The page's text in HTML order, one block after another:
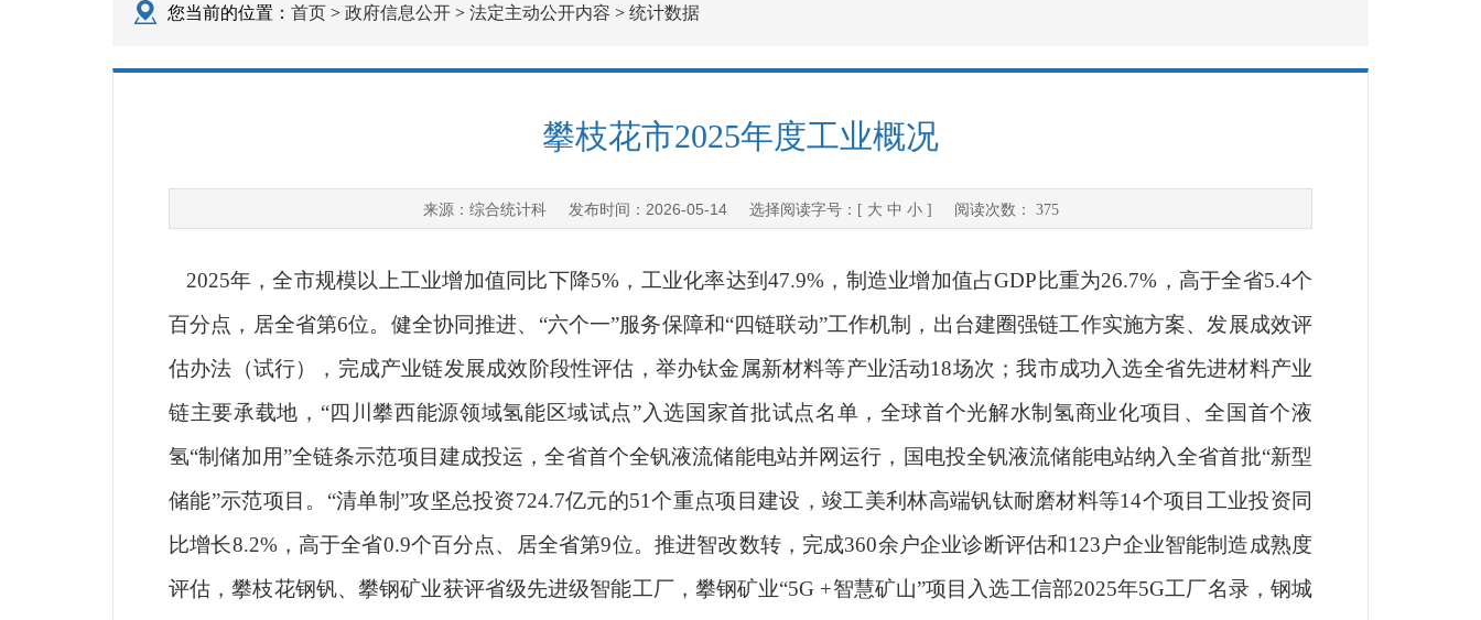
您当前的位置： 首页 > 政府信息公开 > 法定主动公开内容 > 统计数据
攀枝花市2025年度工业概况
来源： 综合统计科发布时间： 2026-05-14选择阅读字号：[ 大 中 小] 阅读次数： 375
2025年，全市规模以上工业增加值同比下降5%， 工业化率达到47.9%， 制造业增加值占GDP比重为26.7%，高于全省5.4个
百分点，居全省第6位。 健全协同推进、 “六个一”服务保障和“四链联动”工作机制，出台建圈强链工作实施方案、发展成效评
估办法（试行），完成产业链发展成效阶段性评估，举办钛金属新材料等产业活动18场次；我市成功入选全省先进材料产业
链主要承载地， “四川攀西能源领域氢能区域试点”入选国家首批试点名单，全球首个光解水制氢商业化项目、全国首个液
氢“制储加用”全链条示范项目建成投运，全省首个全钒液流储能电站并网运行，国电投全钒液流储能电站纳入全省首批“新型
储能”示范项目。 “清单制”攻坚总投资724.7亿元的51个重点项目建设，竣工美利林高端钒钛耐磨材料等14个项目工业投资同
比增长8.2%，高于全省0.9个百分点、居全省第9位。推进智改数转， 完成360余户企业诊断评估和123户企业智能制造成熟度
评估，攀枝花钢钒、攀钢矿业获评省级先进级智能工厂，攀钢矿业“5G +智慧矿山”项目入选工信部2025年5G工厂名录，钢城